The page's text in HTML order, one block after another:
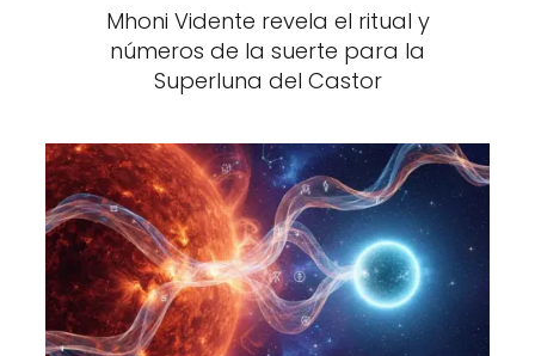
Mhoni Vidente revela el ritual y
números de la suerte para la
Superluna del Castor